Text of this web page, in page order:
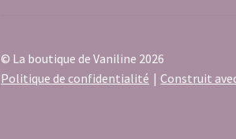
© La boutique de Vaniline 2026
Politique de confidentialité
Construit